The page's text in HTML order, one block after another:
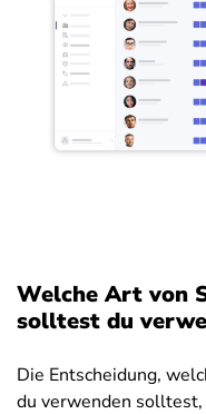
Welche Art von
solltest du
Die Entscheidung,
du verwenden solltest,